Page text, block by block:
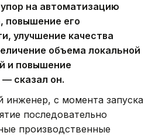
на автоматизацию
повышение его
улучшение качества
объема локальной
и повышение
сказал он.
инженер, с момента запуска
последовательно
производственные